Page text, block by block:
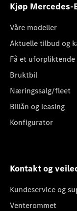
Kjøp Mercedes-
Våre modeller
Aktuelle tilbud og
Få et
Bruktbil
Næringssalg/fleet
Billån og leasing
Konfigurator
Kontakt og
Kundeservice og
Venterommet